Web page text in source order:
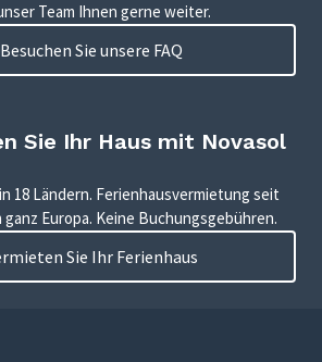
Team Ihnen gerne weiter.
Besuchen Sie unsere FAQ
Sie Ihr Haus mit Novasol
18 Ländern. Ferienhausvermietung seit
ganz Europa. Keine Buchungsgebühren.
Sie Ihr Ferienhaus